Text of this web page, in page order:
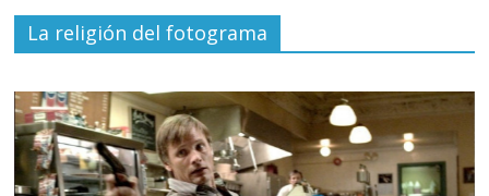
La religión del fotograma